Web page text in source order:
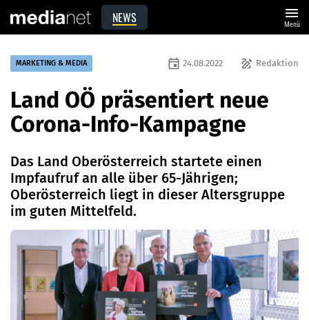
NEWS menu
Menü
MARKETING & MEDIA draw Redaktion
event 24.08.2022
Land OÖ präsentiert neue
Corona-Info-Kampagne
Das Land Oberösterreich startete einen
Impfaufruf an alle über 65-Jährigen;
Oberösterreich liegt in dieser Altersgruppe
im guten Mittelfeld.